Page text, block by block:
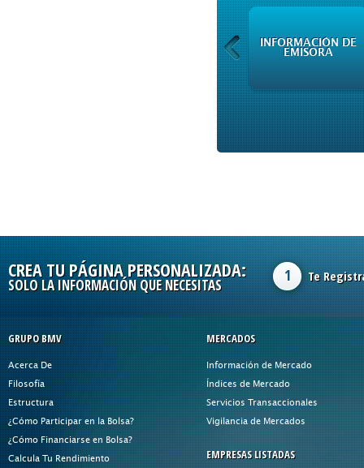
INFORMACIÓN DE
INFORMACIÓN DE
EMISORA
CREA TU PÁGINA PERSONALIZADA:
SOLO LA INFORMACIÓN QUE NECESITAS
1 Te
GRUPO BMV
Acerca De
Filosofía
Estructura
¿Cómo Participar en la Bolsa?
¿Cómo Financiarse en Bolsa?
Calcula Tu Rendimiento
MERCADOS
Información de Mercado
Índices de Mercado
Servicios Transaccionales
Vigilancia de Mercados
EMPRESAS LISTADAS